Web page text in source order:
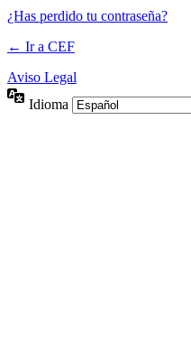
¿Has perdido tu contraseña?
← Ir a CEF
Aviso Legal
Idioma